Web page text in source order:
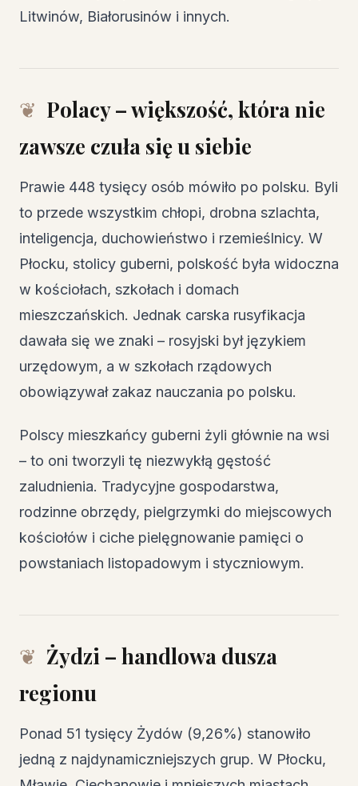
Litwinów, Białorusinów i innych.
Polacy – większość, która nie
zawsze czuła się u siebie
Prawie 448 tysięcy osób mówiło po polsku. Byli
to przede wszystkim chłopi, drobna szlachta,
inteligencja, duchowieństwo i rzemieślnicy. W
Płocku, stolicy guberni, polskość była widoczna
w kościołach, szkołach i domach
mieszczańskich. Jednak carska rusyfikacja
dawała się we znaki – rosyjski był językiem
urzędowym, a w szkołach rządowych
obowiązywał zakaz nauczania po polsku.
Polscy mieszkańcy guberni żyli głównie na wsi
– to oni tworzyli tę niezwykłą gęstość
zaludnienia. Tradycyjne gospodarstwa,
rodzinne obrzędy, pielgrzymki do miejscowych
kościołów i ciche pielęgnowanie pamięci o
powstaniach listopadowym i styczniowym.
Żydzi – handlowa dusza
regionu
Ponad 51 tysięcy Żydów (9,26%) stanowiło
jedną z najdynamiczniejszych grup. W Płocku,